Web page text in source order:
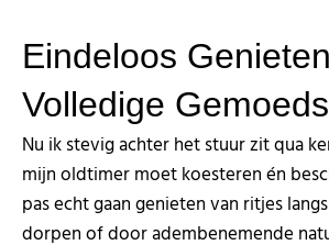
Eindeloos
Volledige
Nu ik stevig achter het stuur zit qua
mijn oldtimer moet koesteren én
pas echt gaan genieten van ritjes
dorpen of door adembenemende